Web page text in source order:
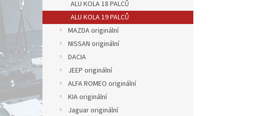
ALU KOLA 18 PALCŮ
ALU KOLA 19 PALCŮ
MAZDA originální
NISSAN originální
DACIA
JEEP originální
ALFA ROMEO originální
KIA originální
Jaguar originální